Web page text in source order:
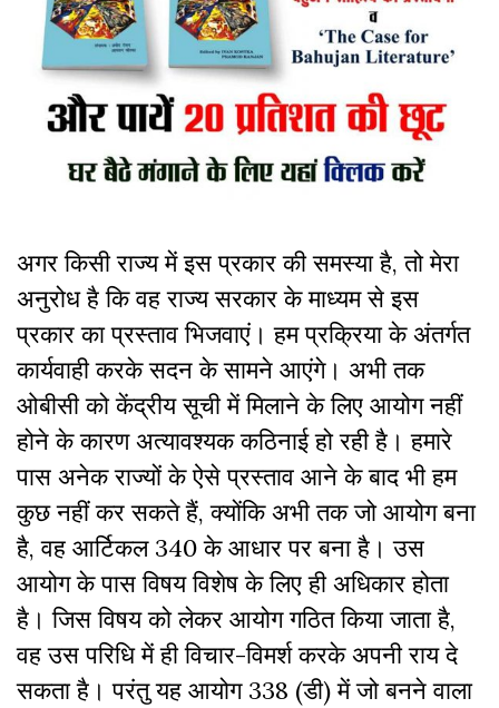
अगर किसी राज्य में इस प्रकार की समस्या है, तो मेरा
अनुरोध है कि वह राज्य सरकार के माध्यम से इस
प्रकार का प्रस्ताव भिजवाएं। हम प्रक्रिया के अंतर्गत
कार्यवाही करके सदन के सामने आएंगे। अभी तक
ओबीसी को केंद्रीय सूची में मिलाने के लिए आयोग नहीं
होने के कारण अत्यावश्यक कठिनाई हो रही है। हमारे
पास अनेक राज्यों के ऐसे प्रस्ताव आने के बाद भी हम
कुछ नहीं कर सकते हैं, क्योंकि अभी तक जो आयोग बना
है, वह आर्टिकल 340 के आधार पर बना है। उस
आयोग के पास विषय विशेष के लिए ही अधिकार होता
है। जिस विषय को लेकर आयोग गठित किया जाता है,
वह उस परिधि में ही विचार-विमर्श करके अपनी राय दे
सकता है। परंतु यह आयोग 338 (डी) में जो बनने वाला